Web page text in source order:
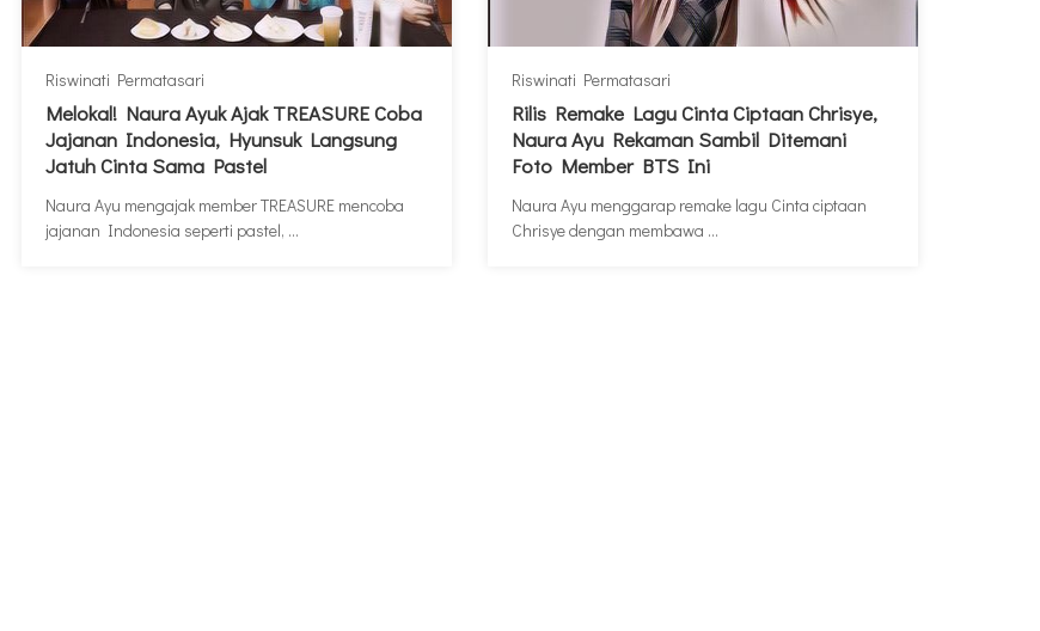
Riswinati Permatasari
Melokal! Naura Ayuk Ajak TREASURE Coba
Jajanan Indonesia, Hyunsuk Langsung
Jatuh Cinta Sama Pastel
Naura Ayu mengajak member TREASURE mencoba
jajanan Indonesia seperti pastel, ...
Riswinati Permatasari
Rilis Remake Lagu Cinta Ciptaan Chrisye,
Naura Ayu Rekaman Sambil Ditemani
Foto Member BTS Ini
Naura Ayu menggarap remake lagu Cinta ciptaan
Chrisye dengan membawa ...